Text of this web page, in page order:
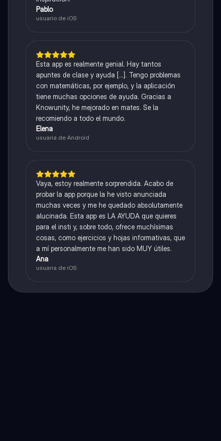
Pablo
usuario de iOS
Esta app es realmente genial. Hay tantos
apuntes de clase y ayuda [...]. Tengo problemas
con matemáticas, por ejemplo, y la aplicación
tiene muchas opciones de ayuda. Gracias a
Knowunity, he mejorado en mates. Se la
recomiendo a todo el mundo.
Elena
usuaria de Android
Vaya, estoy realmente sorprendida. Acabo de
probar la app porque la he visto anunciada
muchas veces y me he quedado absolutamente
alucinada. Esta app es LA AYUDA que quieres
para el insti y, sobre todo, ofrece muchísimas
cosas, como ejercicios y hojas informativas, que
a mí personalmente me han sido MUY útiles.
Ana
usuaria de iOS